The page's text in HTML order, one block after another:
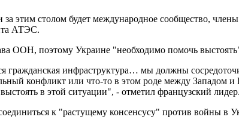
этим столом будет международное сообщество,
АТЭС.
ООН, поэтому Украине "необходимо помочь
гражданская инфраструктура… мы должны
конфликт или что-то в этом роде между
в этой ситуации", - отметил французский лидер.
к "растущему консенсусу" против войны в